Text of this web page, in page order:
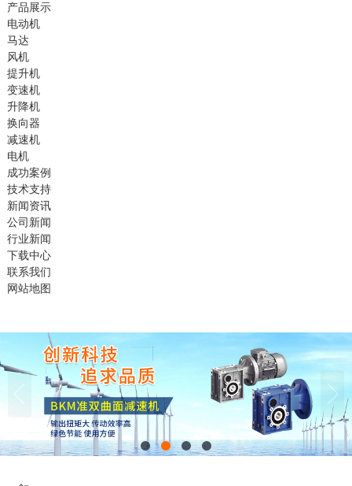
产品展示
电动机
马达
风机
提升机
变速机
升降机
换向器
减速机
电机
成功案例
技术支持
新闻资讯
公司新闻
行业新闻
下载中心
联系我们
网站地图

